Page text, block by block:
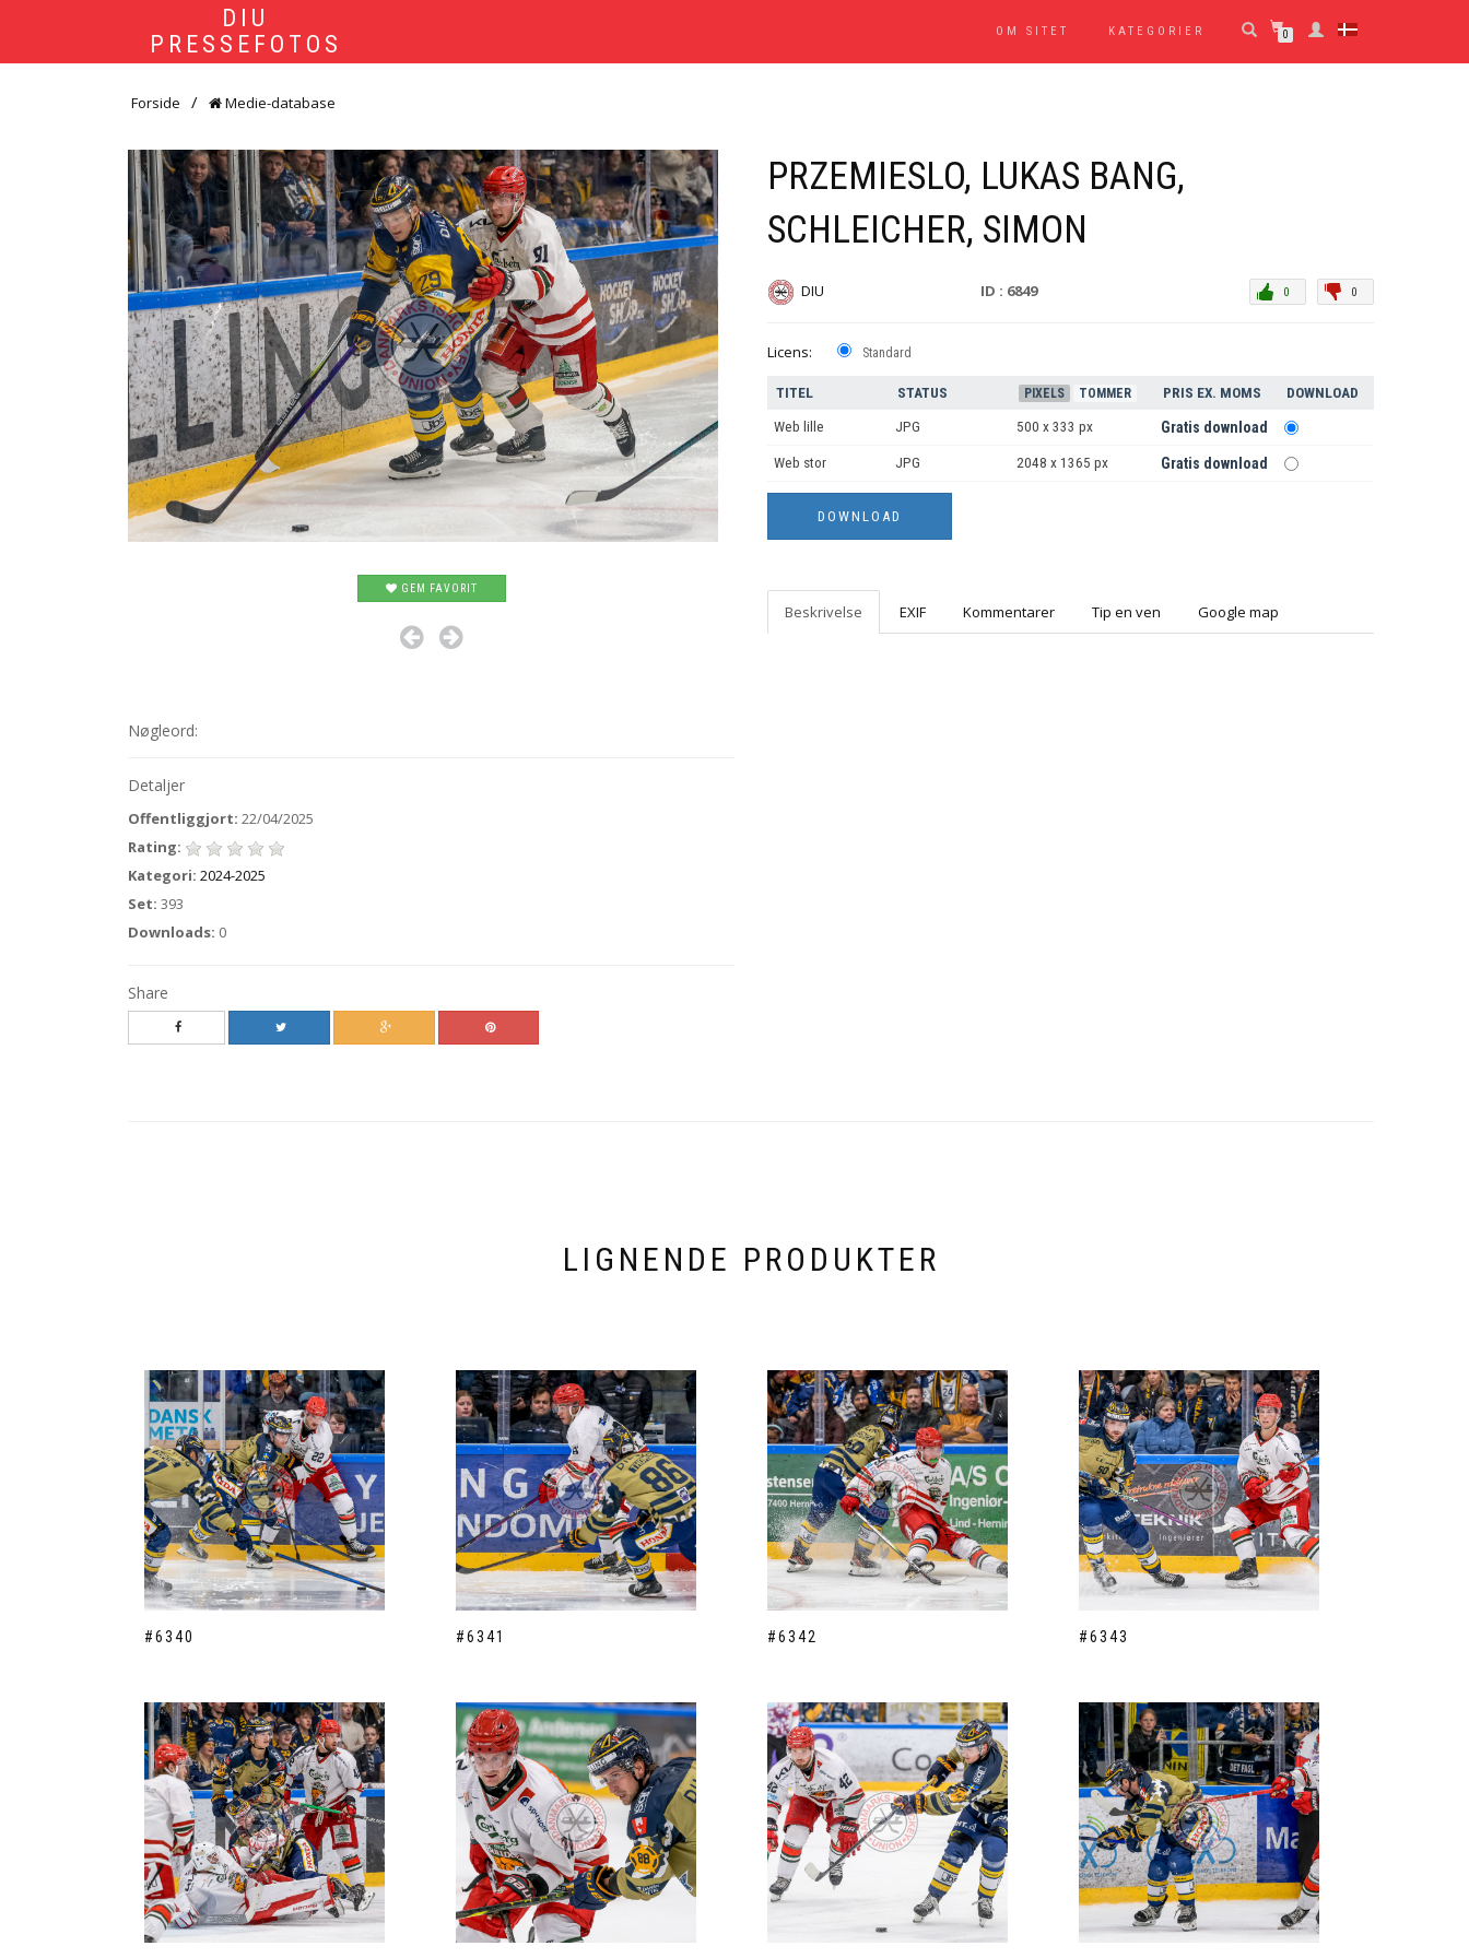
DIU
PRESSEFOTOS
OM SITET KATEGORIER 0
Forside Medie-database
GEM FAVORIT
Nøgleord:
Detaljer
Offentliggjort: 22/04/2025
Rating:
Kategori: 2024-2025
Set: 393
Downloads: 0
Share
PRZEMIESLO, LUKAS BANG,
SCHLEICHER, SIMON
DIU ID : 6849 0
0
Licens: Standard
TITEL STATUS PIXELS TOMMER PRIS EX. MOMS DOWNLOAD
Web lille JPG 500 x 333 px Gratis download
Web stor JPG 2048 x 1365 px Gratis download
Beskrivelse EXIF Kommentarer Tip en ven Google map
LIGNENDE PRODUKTER
#6340 #6341 #6342 #6343